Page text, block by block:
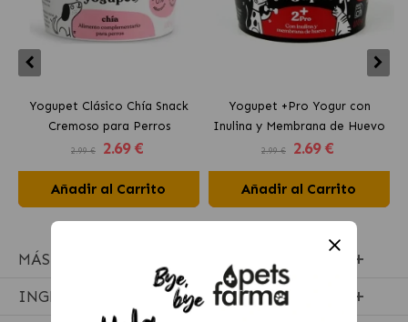
Yogupet Clásico Chía Snack
Cremoso para Perros
2.99 € 2.69 €
Añadir al Carrito
Yogupet +Pro Yogur con
Inulina y Membrana de Huevo
para Perros y Gatos
2.99 € 2.69 €
Añadir al Carrito
MÁS INFORMACIÓN
INGREDIENTES